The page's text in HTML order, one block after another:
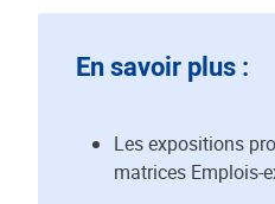
En savoir plus :
Les expositions
matrices Emplois-